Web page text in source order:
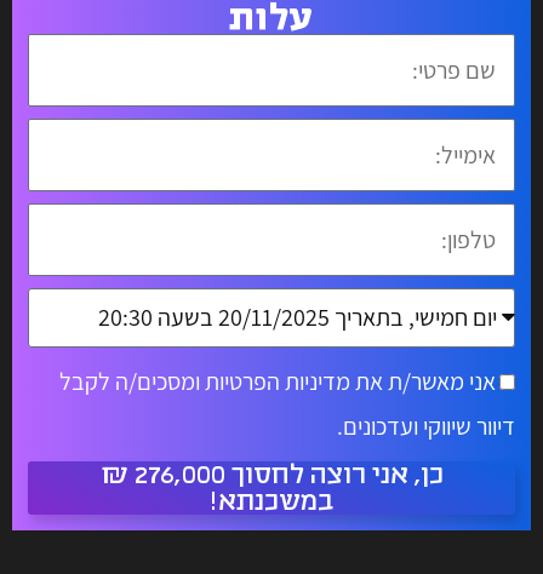
עלות
וובינר
לבחירה:
הסכמה
אני מאשר/ת את מדיניות הפרטיות ומסכים/ה לקבל
דיוור שיווקי ועדכונים.
כן, אני רוצה לחסוך 276,000 ₪
במשכנתא!